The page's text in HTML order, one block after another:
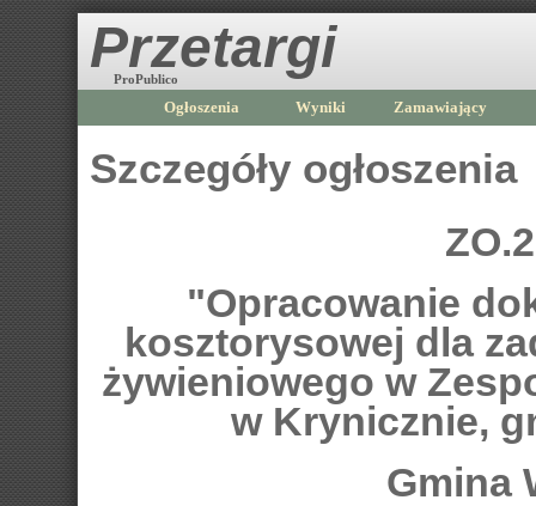
Przetargi
ProPublico
Ogłoszenia Wyniki Zamawiający
Szczegóły ogłoszenia
"Opracowanie
kosztorysowej dla
żywieniowego w
w Krynicznie,
Gmina